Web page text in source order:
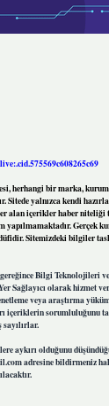
herhangi bir marka,
Sitede yalnızca kendi
alan içerikler haber niteliği
yapılmamaktadır. Gerçek
Sitemizdeki bilgiler
gereğince Bilgi Teknolojileri
Sağlayıcı olarak hizmet
veya araştırma
içeriklerin sorumluluğunu
aykırı olduğunu
adresine bildirmeniz